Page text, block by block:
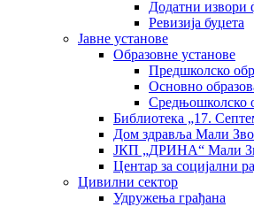
Додатни извори
Ревизија буџета
Јавне установе
Образовне установе
Предшколско
Основно
Средњошколско
Библиотека „17.
Дом здравља Мали
ЈКП „ДРИНА“ Мали
Центар за социјални
Цивилни сектор
Удружења грађана